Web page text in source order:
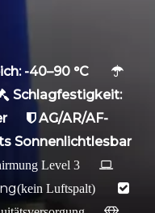
-40–90 °C 
Schlagfestigkeit:
AG/AR/AF-
Sonnenlichtlesbar
Level 3

(kein Luftspalt)
